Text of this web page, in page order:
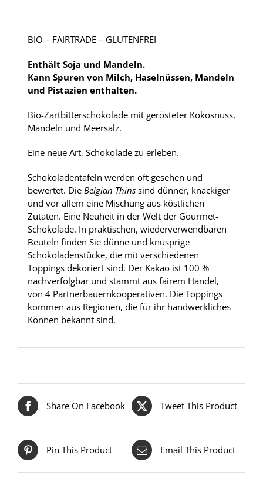
BIO – FAIRTRADE – GLUTENFREI
Enthält Soja und Mandeln.
Kann Spuren von Milch, Haselnüssen, Mandeln
und Pistazien enthalten.
Bio-Zartbitterschokolade mit gerösteter Kokosnuss,
Mandeln und Meersalz.
Eine neue Art, Schokolade zu erleben.
Schokoladentafeln werden oft gesehen und
bewertet. Die Belgian Thinssind dünner, knackiger
und vor allem eine Mischung aus köstlichen
Zutaten. Eine Neuheit in der Welt der Gourmet-
Schokolade. In praktischen, wiederverwendbaren
Beuteln finden Sie dünne und knusprige
Schokoladenstücke, die mit verschiedenen
Toppings dekoriert sind. Der Kakao ist 100 %
nachverfolgbar und stammt aus fairem Handel,
von 4 Partnerbauernkooperativen. Die Toppings
kommen aus Regionen, die für ihr handwerkliches
Können bekannt sind.
Share On Facebook Tweet This Product
Pin This Product Email This Product